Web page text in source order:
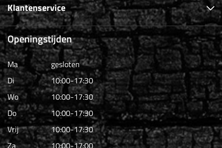
Klantenservice
Openingstijden
Ma
gesloten
Di
10:00-17:30
Wo
10:00-17:30
Do
10:00-17:30
Vrij
10:00-17:30
Za
10:00-17:00